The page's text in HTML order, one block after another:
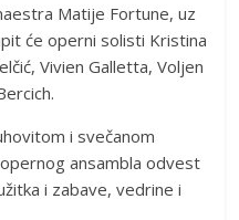
Matije Fortune, uz
će operni solisti Kristina
Vivien Galletta, Voljen
i svečanom
ansambla odvest
i zabave, vedrine i